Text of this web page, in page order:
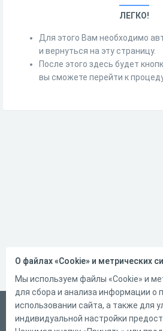
ЛЕГКО!
Для этого Вам необходимо
и вернуться на эту страницу.
После этого здесь будет
вы сможете перейти к
Русский
Справка
О файлах «Cookie» и метрических
Мы используем файлы «Cookie» и
для сбора и анализа информации о
использовании сайта, а также для
индивидуальной настройки